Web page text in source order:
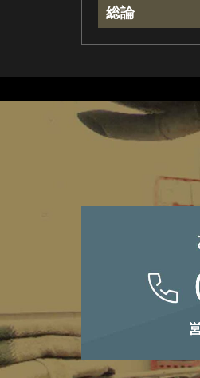
総論